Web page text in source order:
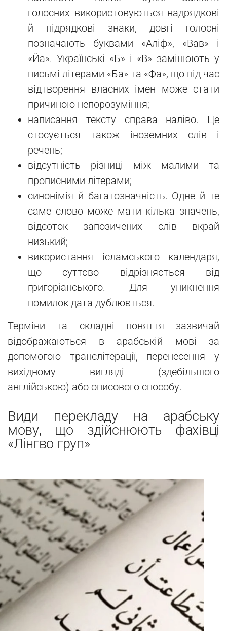
голосних використовуються надрядкові
й підрядкові знаки, довгі голосні
позначають буквами «Аліф», «Вав» і
«Йа». Українські «Б» і «В» замінюють у
письмі літерами «Ба» та «Фа», що під час
відтворення власних імен може стати
причиною непорозуміння;
написання тексту справа наліво. Це
стосується також іноземних слів і
речень;
відсутність різниці між малими та
прописними літерами;
синонімія й багатозначність. Одне й те
саме слово може мати кілька значень,
відсоток запозичених слів вкрай
низький;
використання ісламського календаря,
що суттєво відрізняється від
григоріанського. Для уникнення
помилок дата дублюється.
Терміни та складні поняття зазвичай
відображаються в арабській мові за
допомогою транслітерації, перенесення у
вихідному вигляді (здебільшого
англійською) або описового способу.
Види перекладу на арабську
мову, що здійснюють фахівці
«Лінгво груп»